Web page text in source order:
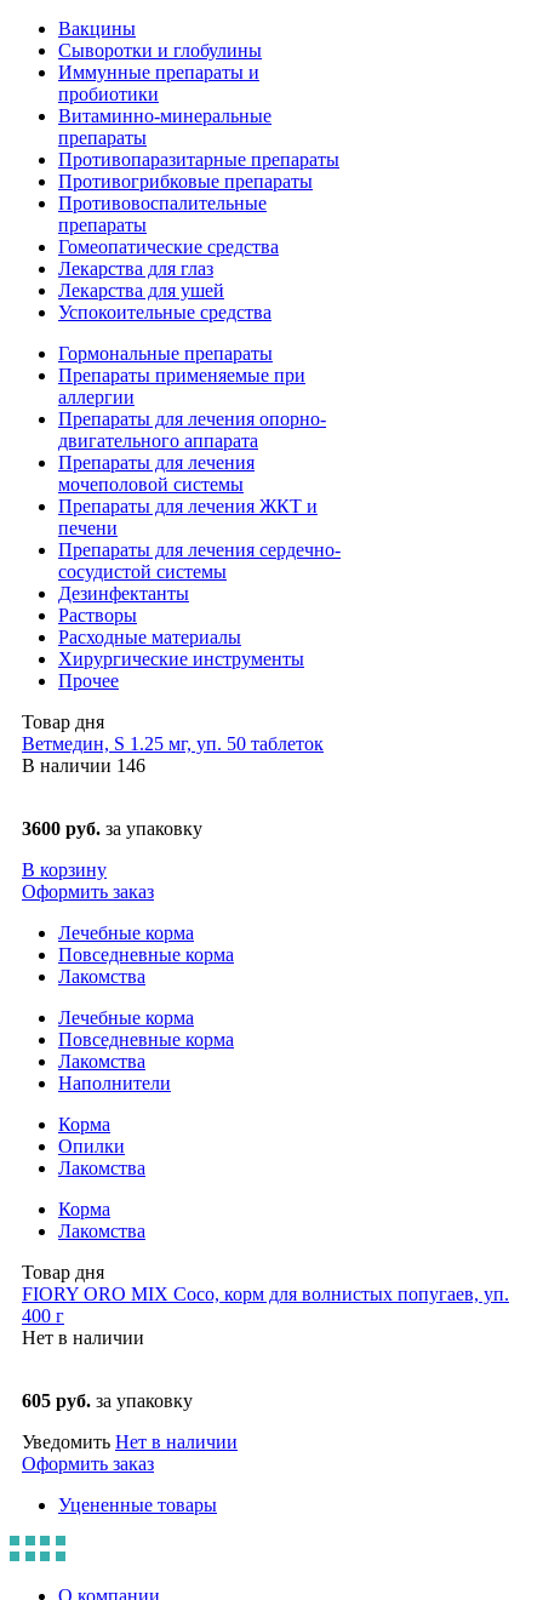
Вакцины
Сыворотки и глобулины
Иммунные препараты и
пробиотики
Витаминно-минеральные
препараты
Противопаразитарные препараты
Противогрибковые препараты
Противовоспалительные
препараты
Гомеопатические средства
Лекарства для глаз
Лекарства для ушей
Успокоительные средства
Гормональные препараты
Препараты применяемые при
аллергии
Препараты для лечения опорно-
двигательного аппарата
Препараты для лечения
мочеполовой системы
Препараты для лечения ЖКТ и
печени
Препараты для лечения сердечно-
сосудистой системы
Дезинфектанты
Растворы
Расходные материалы
Хирургические инструменты
Прочее
Товар дня
Ветмедин, S 1.25 мг, уп. 50 таблеток
В наличии 146
3600 руб. за упаковку
В корзину
Оформить заказ
Лечебные корма
Повседневные корма
Лакомства
Лечебные корма
Повседневные корма
Лакомства
Наполнители
Корма
Опилки
Лакомства
Корма
Лакомства
Товар дня
FIORY ORO MIX Coco, корм для волнистых попугаев, уп.
400 г
Нет в наличии
605 руб. за упаковку
Уведомить Нет в наличии
Оформить заказ
Уцененные товары